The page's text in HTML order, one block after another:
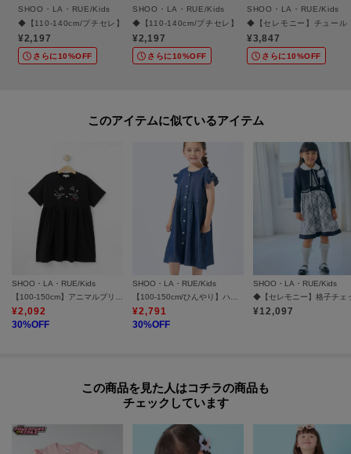
[お気に入り登録とは？]
オンラインサイトの各アイテムにある「ハートマーク」を
クリックして簡単に追加できます！
お得な情報をGETできます！！
再入荷通知や、値下げ情報・在庫状況をメルマガにてお知らせ。
POINT.2
マイページでお気に入り一覧をチェックでき、
自分だけのお買い物リストがつくれる！
ーーーーーーーーーーーーーーーーーーーーーーーーーーーー
＃セレモニー＃入卒＃卒園式＃卒業式＃入学式＃入園式＃フォーマルキッズ
＃結婚式＃七五三
SHOO・LA・RUE/Kids
◆【110-140cm/プチセレ】スムース衿付きトップス
¥2,197
さらに10%OFF
SHOO・LA・RUE/Kids
◆【110-140cm/プチセレ】テレコ裾スカラップタートル
¥2,197
さらに10%OFF
SHOO・LA・RUE/Kids
◆【セレモニー】チュール
¥3,847
さらに10%OFF
このアイテムに似ているアイテム
SHOO・LA・RUE/Kids
¥2,092
30%OFF
SHOO・LA・RUE/Kids
¥2,791
30%OFF
SHOO・LA・RUE/Kids
¥12,097
この商品を見た人はコチラの商品も
チェックしています